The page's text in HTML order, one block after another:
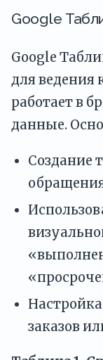
Google
Google
для ведения
работает в
данные.
Создание
заказов